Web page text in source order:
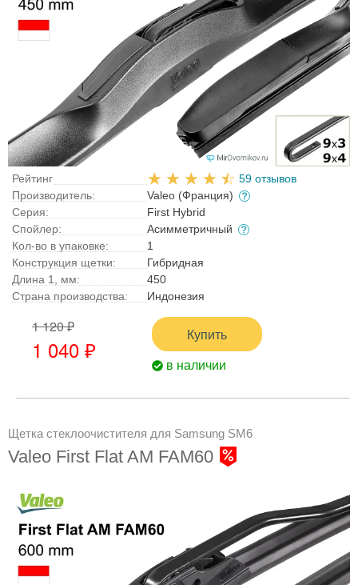
Рейтинг
59 отзывов
Производитель:
Valeo (Франция)
Серия:
First Hybrid
Спойлер:
Асимметричный
Кол-во в упаковке:
1
Конструкция щетки:
Гибридная
Длина 1, мм:
450
Страна производства:
Индонезия
1 120 ₽
1 040 ₽
Купить
в наличии
Щетка стеклоочистителя для Samsung SM6
Valeo First Flat AM FAM60